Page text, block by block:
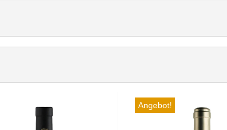
Angebot!